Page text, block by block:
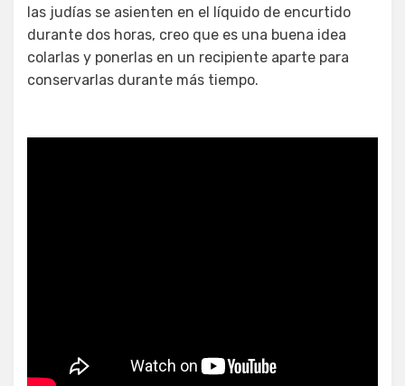
las judías se asienten en el líquido de encurtido
durante dos horas, creo que es una buena idea
colarlas y ponerlas en un recipiente aparte para
conservarlas durante más tiempo.